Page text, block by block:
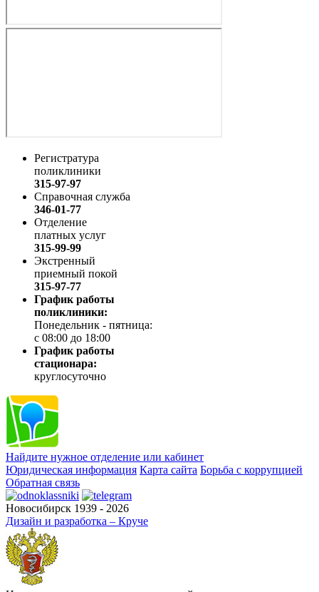
Регистратура
поликлиники
315-97-97
Справочная служба
346-01-77
Отделение
платных услуг
315-99-99
Экстренный
приемный покой
315-97-77
График работы
поликлиники:
Понедельник - пятница:
с 08:00 до 18:00
График работы
стационара:
круглосуточно
Найдите нужное отделение или кабинет
Юридическая информация Карта сайта Борьба с коррупцией
Обратная связь
Новосибирск 1939 - 2026
Дизайн и разработка – Круче